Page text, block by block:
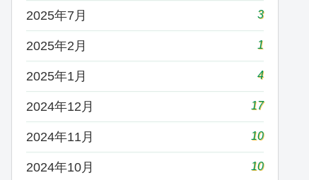
2025年7月 3
2025年2月 1
2025年1月 4
2024年12月 17
2024年11月 10
2024年10月 10